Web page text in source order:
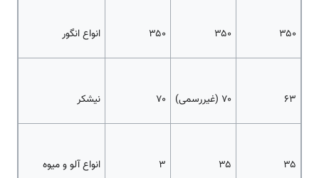
۳۵۰ ۳۵۰ ۳۵۰ انواع انگور
۶۳ ۷۰ (غیررسمی) ۷۰ نیشکر
۳۵ ۳۵ ۳ انواع آلو و میوه